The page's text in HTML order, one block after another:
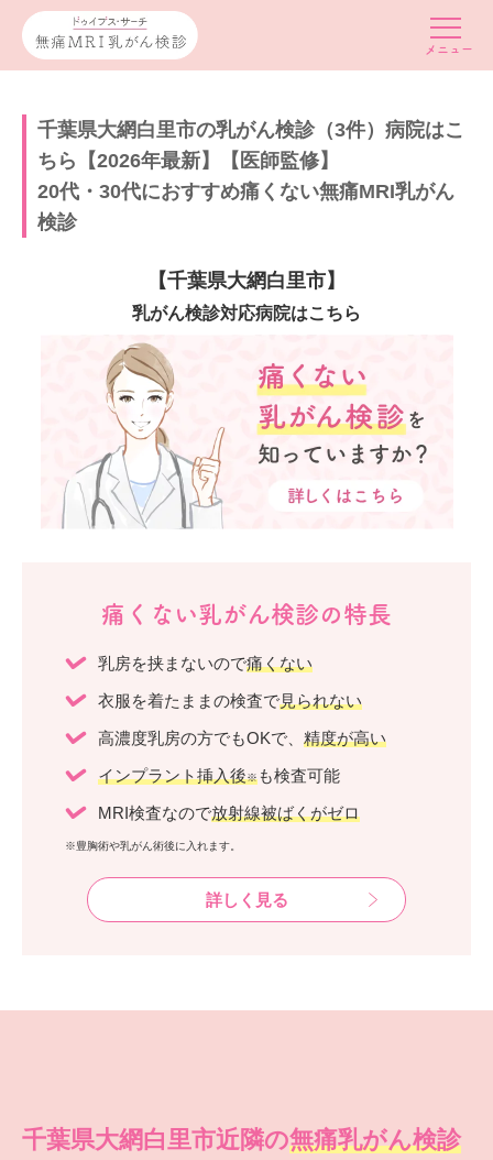
千葉県大網白里市の乳がん検診（3件）病院はこ
ちら【2026年最新】【医師監修】
20代・30代におすすめ痛くない無痛MRI乳がん
検診
【千葉県大網白里市】
乳がん検診対応病院はこちら
痛くない乳がん検診の特長
乳房を挟まないので痛くない
衣服を着たままの検査で見られない
高濃度乳房の方でもOKで、 精度が高い
インプラント挿入後※ も検査可能
MRI検査なので放射線被ばくがゼロ
※豊胸術や乳がん術後に入れます。
詳しく見る
千葉県大網白里市近隣の無痛乳がん検診